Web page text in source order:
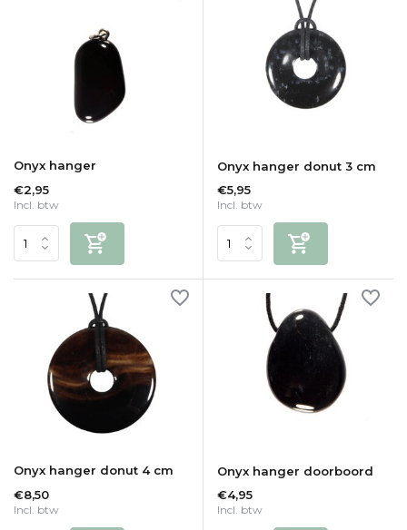
Onyx hanger
€2,95
Incl. btw
Onyx hanger donut 3 cm
€5,95
Incl. btw
Onyx hanger donut 4 cm
€8,50
Incl. btw
Onyx hanger doorboord
€4,95
Incl. btw